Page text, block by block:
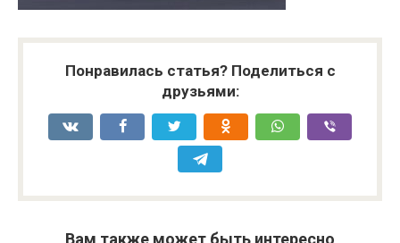
Понравилась статья? Поделиться с
друзьями:
Вам также может быть интересно